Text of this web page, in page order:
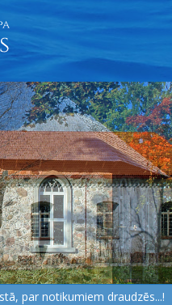
notikumiem draudzēs...!